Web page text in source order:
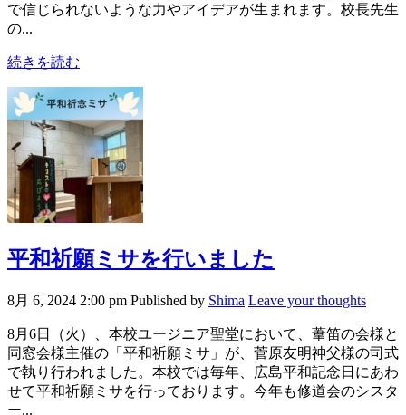
で信じられないような力やアイデアが生まれます。校長先生
の...
続きを読む
平和祈願ミサを行いました
8月 6, 2024 2:00 pm Published by Shima Leave your thoughts
8月6日（火）、本校ユージニア聖堂において、葦笛の会様と
同窓会様主催の「平和祈願ミサ」が、菅原友明神父様の司式
で執り行われました。本校では毎年、広島平和記念日にあわ
せて平和祈願ミサを行っております。今年も修道会のシスタ
ー...